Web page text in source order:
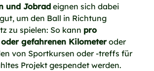
und Jobrad eignen sich dabei
um den Ball in Richtung
zu spielen: So kann pro
gefahrenen Kilometeroder
von Sportkursen oder -treffs für
Projekt gespendet werden.